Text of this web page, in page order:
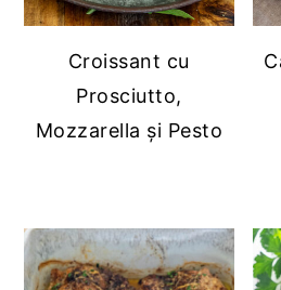
Croissant cu
Prosciutto,
Mozzarella și Pesto